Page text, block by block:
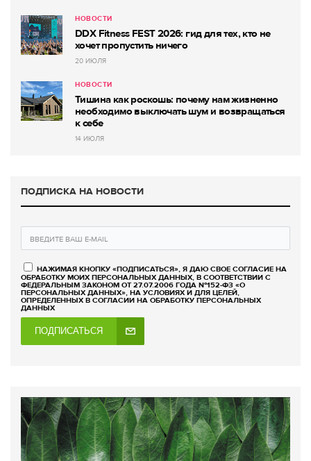
НОВОСТИ
DDX Fitness FEST 2026: гид для тех, кто не
хочет пропустить ничего
20 ИЮЛЯ
НОВОСТИ
Тишина как роскошь: почему нам жизненно
необходимо выключать шум и возвращаться
к себе
14 ИЮЛЯ
ПОДПИСКА НА НОВОСТИ
НАЖИМАЯ КНОПКУ «ПОДПИСАТЬСЯ», Я ДАЮ СВОЕ СОГЛАСИЕ НА
ОБРАБОТКУ МОИХ ПЕРСОНАЛЬНЫХ ДАННЫХ, В СООТВЕТСТВИИ С
ФЕДЕРАЛЬНЫМ ЗАКОНОМ ОТ 27.07.2006 ГОДА №152-ФЗ «О
ПЕРСОНАЛЬНЫХ ДАННЫХ», НА УСЛОВИЯХ И ДЛЯ ЦЕЛЕЙ,
ОПРЕДЕЛЕННЫХ В СОГЛАСИИ НА ОБРАБОТКУ ПЕРСОНАЛЬНЫХ
ДАННЫХ
ПОДПИСАТЬСЯ